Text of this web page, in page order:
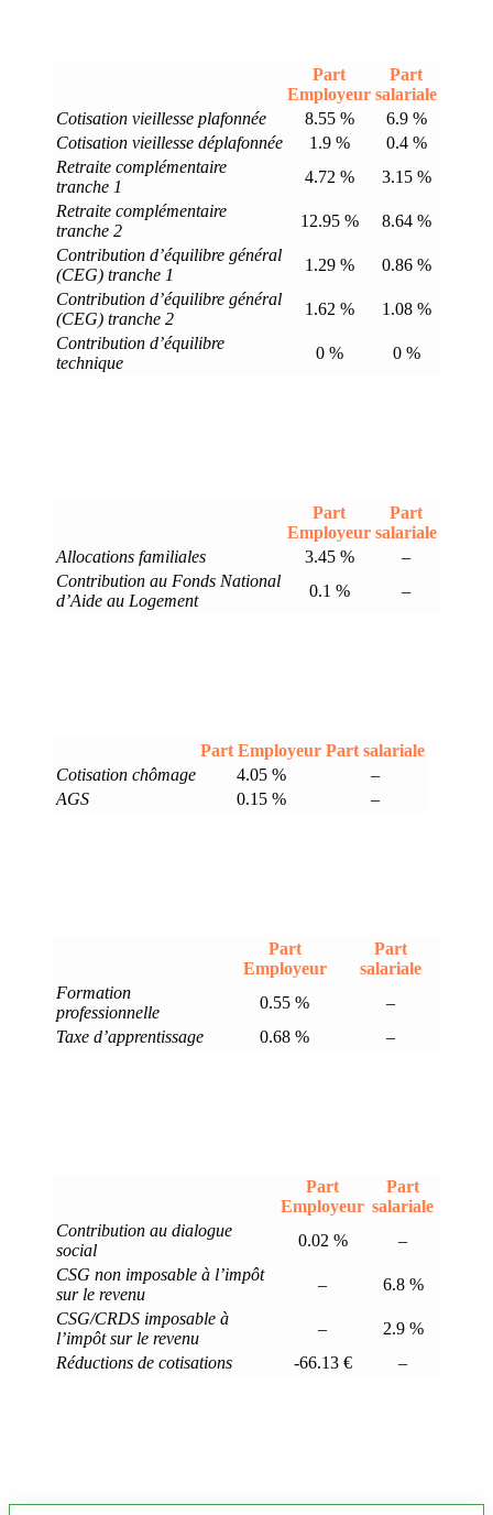
Part
Employeur
Part
salariale
Cotisation vieillesse plafonnée
8.55 %
6.9 %
Cotisation vieillesse déplafonnée
1.9 %
0.4 %
Retraite complémentaire
tranche 1
4.72 %
3.15 %
Retraite complémentaire
tranche 2
12.95 %
8.64 %
Contribution d’équilibre général
(CEG) tranche 1
1.29 %
0.86 %
Contribution d’équilibre général
(CEG) tranche 2
1.62 %
1.08 %
Contribution d’équilibre
technique
0 % 0 %
Part
Employeur
Part
salariale
Allocations familiales
3.45 %
–
Contribution au Fonds National
d’Aide au Logement
0.1 % –
Part Employeur Part salariale
Cotisation chômage
4.05 %
–
AGS
0.15 % –
Part
Employeur
Part
salariale
Formation
professionnelle
0.55 %
–
Taxe d’apprentissage
0.68 % –
Part
Employeur
Part
salariale
Contribution au dialogue
social
0.02 %
–
CSG non imposable à l’impôt
sur le revenu
–
6.8 %
CSG/CRDS imposable à
l’impôt sur le revenu
–
2.9 %
Réductions de cotisations
-66.13 € –